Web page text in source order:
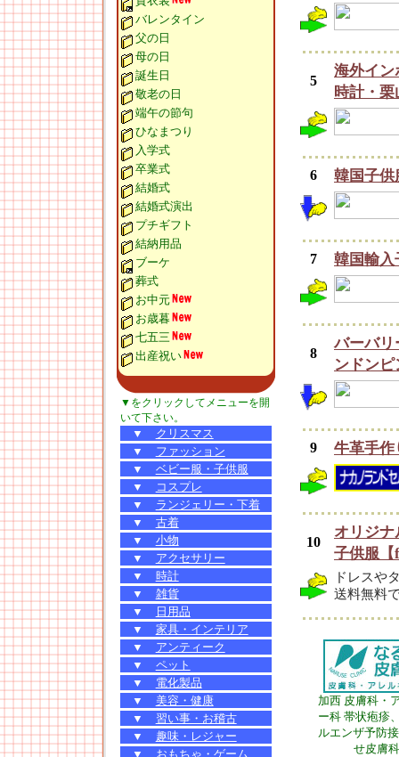
バレンタイン
父の日
母の日
誕生日
敬老の日
端午の節句
ひなまつり
入学式
卒業式
結婚式
結婚式演出
プチギフト
結納用品
ブーケ
葬式
お中元
お歳暮
七五三
出産祝い
▼をクリックしてメニューを開
いて下さい。
▼
クリスマス
▼
ファッション
▼
ベビー服・子供服
▼
コスプレ
▼
ランジェリー・下着
▼
古着
▼
小物
▼
アクセサリー
▼
時計
▼
雑貨
▼
日用品
▼
家具・インテリア
▼
アンティーク
▼
ペット
▼
電化製品
▼
美容・健康
▼
習い事・お稽古
▼
趣味・レジャー
▼
おもちゃ・ゲーム
5
海外イン
時計・
6 韓国子
7 韓国輸入
8
バーバ
ンドン
9 牛革手作
10
オリジ
子供服【
ドレスや
送料無料
加西 皮膚科・
ー科 帯状疱疹
ルエンザ予防
せ皮膚科